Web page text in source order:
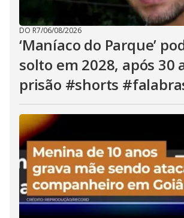
DO R7/06/08/2026
‘Maníaco do Parque’
solto em 2028, após 30
prisão #shorts